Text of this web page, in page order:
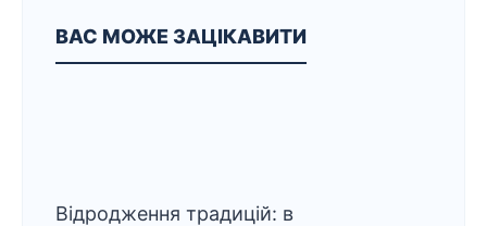
ВАС МОЖЕ ЗАЦІКАВИТИ
Відродження традицій: в